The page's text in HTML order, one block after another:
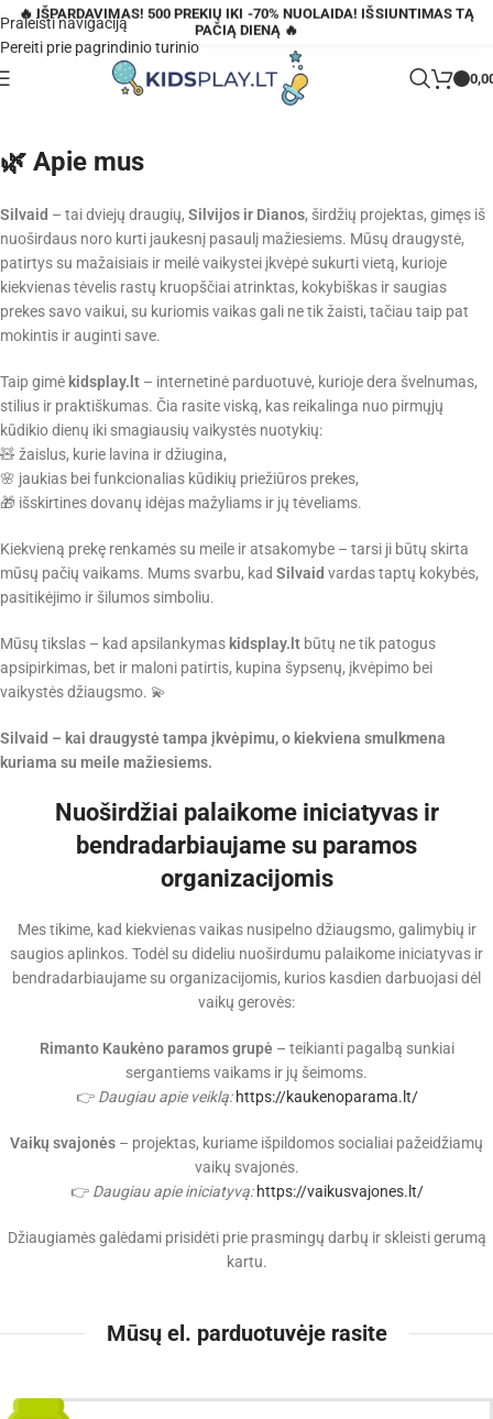
Praleisti navigaciją
Pereiti prie pagrindinio turinio
🔥 IŠPARDAVIMAS! 500 PREKIŲ IKI -70% NUOLAIDA! IŠSIUNTIMAS TĄ
PAČIĄ DIENĄ 🔥
🌿 Apie mus
Silvaid – tai dviejų draugių, Silvijos ir Dianos, širdžių projektas, gimęs iš
nuoširdaus noro kurti jaukesnį pasaulį mažiesiems. Mūsų draugystė,
patirtys su mažaisiais ir meilė vaikystei įkvėpė sukurti vietą, kurioje
kiekvienas tėvelis rastų kruopščiai atrinktas, kokybiškas ir saugias
prekes savo vaikui, su kuriomis vaikas gali ne tik žaisti, tačiau taip pat
mokintis ir auginti save.
Taip gimė kidsplay.lt – internetinė parduotuvė, kurioje dera švelnumas,
stilius ir praktiškumas. Čia rasite viską, kas reikalinga nuo pirmųjų
kūdikio dienų iki smagiausių vaikystės nuotykių:
🧸 žaislus, kurie lavina ir džiugina,
🌸 jaukias bei funkcionalias kūdikių priežiūros prekes,
🎁 išskirtines dovanų idėjas mažyliams ir jų tėveliams.
Kiekvieną prekę renkamės su meile ir atsakomybe – tarsi ji būtų skirta
mūsų pačių vaikams. Mums svarbu, kad Silvaid vardas taptų kokybės,
pasitikėjimo ir šilumos simboliu.
Mūsų tikslas – kad apsilankymas kidsplay.lt būtų ne tik patogus
apsipirkimas, bet ir maloni patirtis, kupina šypsenų, įkvėpimo bei
vaikystės džiaugsmo. 💫
Silvaid – kai draugystė tampa įkvėpimu, o kiekviena smulkmena
kuriama su meile mažiesiems.
Nuoširdžiai palaikome iniciatyvas ir
bendradarbiaujame su paramos
organizacijomis
Mes tikime, kad kiekvienas vaikas nusipelno džiaugsmo, galimybių ir
saugios aplinkos. Todėl su dideliu nuoširdumu palaikome iniciatyvas ir
bendradarbiaujame su organizacijomis, kurios kasdien darbuojasi dėl
vaikų gerovės:
Rimanto Kaukėno paramos grupė – teikianti pagalbą sunkiai
sergantiems vaikams ir jų šeimoms.
👉 Daugiau apie veiklą: https://kaukenoparama.lt/
Vaikų svajonės – projektas, kuriame išpildomos socialiai pažeidžiamų
vaikų svajonės.
👉 Daugiau apie iniciatyvą: https://vaikusvajones.lt/
Džiaugiamės galėdami prisidėti prie prasmingų darbų ir skleisti gerumą
kartu.
Mūsų el. parduotuvėje rasite